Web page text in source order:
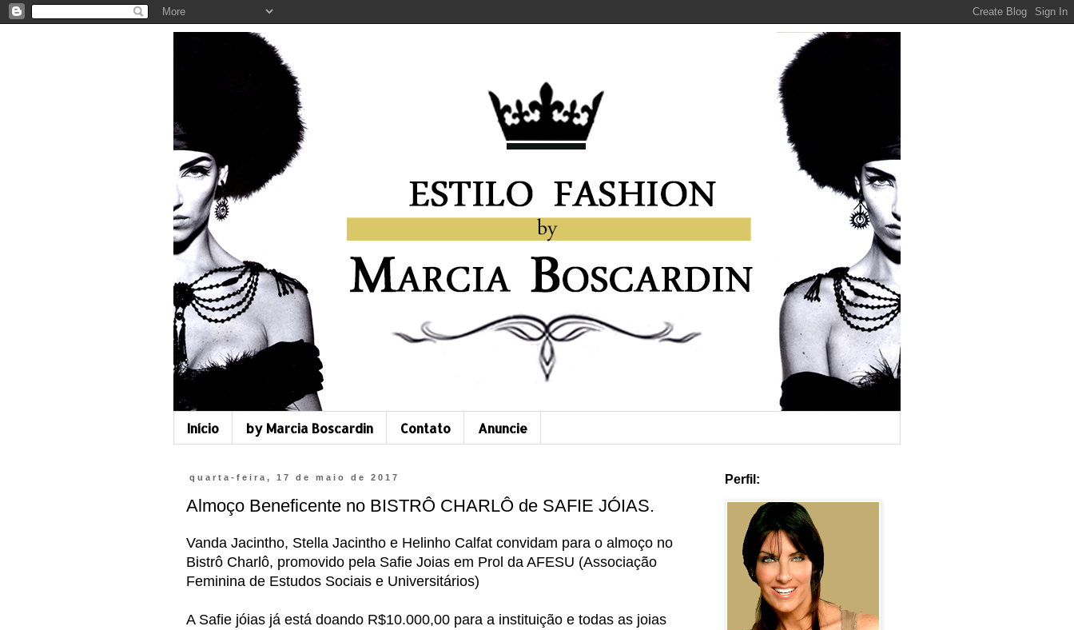
Início by Marcia Boscardin Contato Anuncie
quarta-feira, 17 de maio de 2017
Almoço Beneficente no BISTRÔ CHARLÔ de SAFIE JÓIAS.
Vanda Jacintho, Stella Jacintho e Helinho Calfat convidam para o almoço no
Bistrô Charlô, promovido pela Safie Joias em Prol da AFESU (Associação
Feminina de Estudos Sociais e Universitários)
A Safie jóias já está doando R$10.000,00 para a instituição e todas as joias
Perfil: